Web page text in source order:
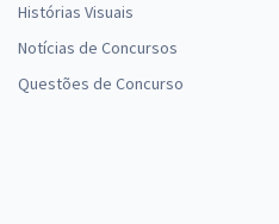
Histórias Visuais
Notícias de Concursos
Questões de Concurso